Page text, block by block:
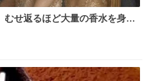
むせ返るほど大量の香水を身に
いた。それでも香水は、髪や
ィクトリア朝の女性達の美容
で、その大部分は薔薇、菫、